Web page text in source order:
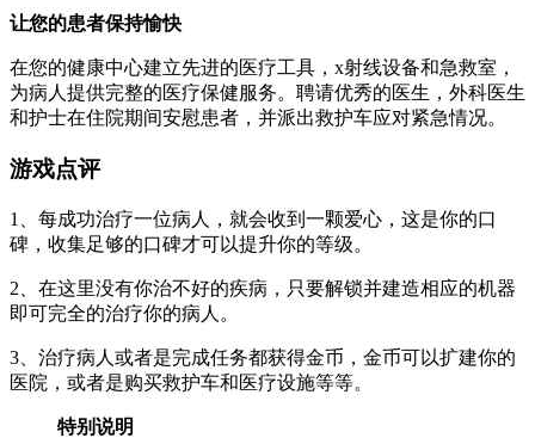
让您的患者保持愉快
在您的健康中心建立先进的医疗工具，x射线设备和急救室，
为病人提供完整的医疗保健服务。聘请优秀的医生，外科医生
和护士在住院期间安慰患者，并派出救护车应对紧急情况。
游戏点评
1、每成功治疗一位病人，就会收到一颗爱心，这是你的口
碑，收集足够的口碑才可以提升你的等级。
2、在这里没有你治不好的疾病，只要解锁并建造相应的机器
即可完全的治疗你的病人。
3、治疗病人或者是完成任务都获得金币，金币可以扩建你的
医院，或者是购买救护车和医疗设施等等。
特别说明